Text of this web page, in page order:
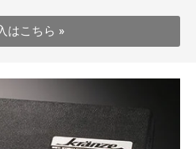
はこちら »